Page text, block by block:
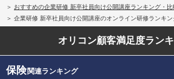
おすすめの企業研修 新卒社員向け公開講座ランキング・比
企業研修 新卒社員向け公開講座のオンライン研修ランキ
オリコン顧客満足度ラン
保険関連ランキング